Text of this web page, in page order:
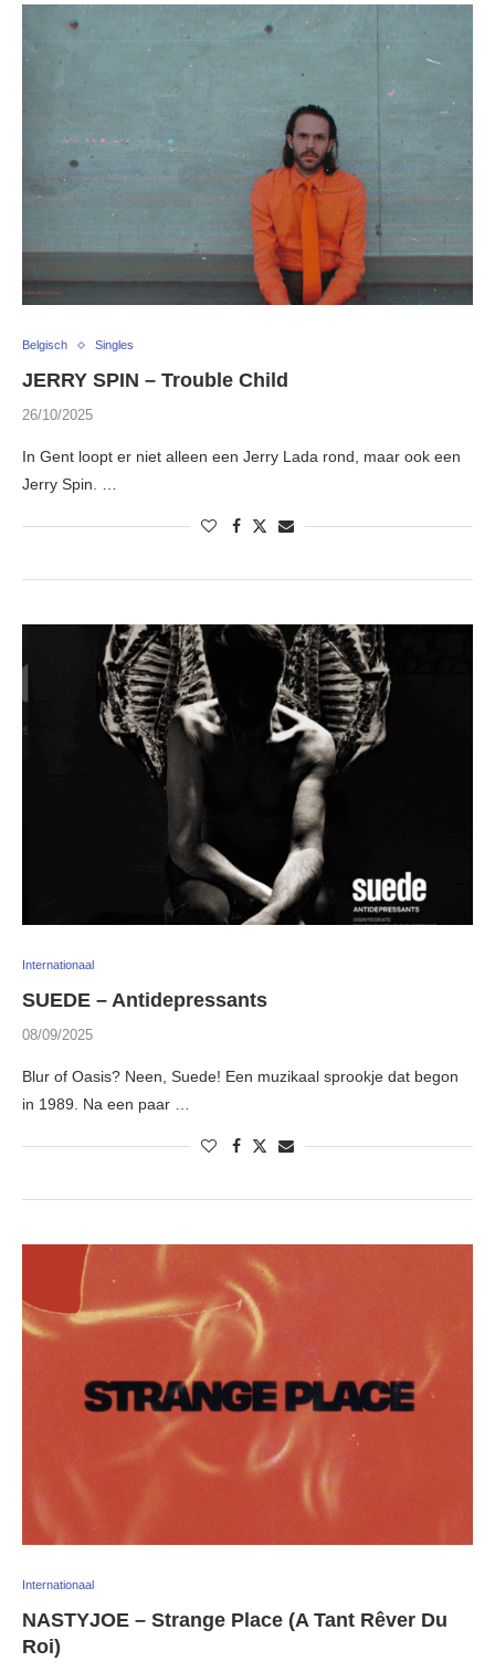
Belgisch Singles
JERRY SPIN – Trouble Child
26/10/2025
In Gent loopt er niet alleen een Jerry Lada rond, maar ook een
Jerry Spin. …
Internationaal
SUEDE – Antidepressants
08/09/2025
Blur of Oasis? Neen, Suede! Een muzikaal sprookje dat begon
in 1989. Na een paar …
Internationaal
NASTYJOE – Strange Place (A Tant Rêver Du
Roi)